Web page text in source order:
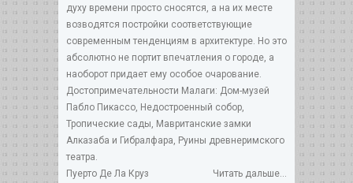
духу времени просто сносятся, а на их месте
возводятся постройки соответствующие
современным тенденциям в архитектуре. Но это
абсолютно не портит впечатления о городе, а
наоборот придает ему особое очарование.
Достопримечательности Малаги: Дом-музей
Пабло Пикассо, Недостроенный собор,
Тропические сады, Мавританские замки
Алказаба и Гибралфара, Руины древнеримского
театра.
Читать дальше...
Пуерто Де Ла Круз